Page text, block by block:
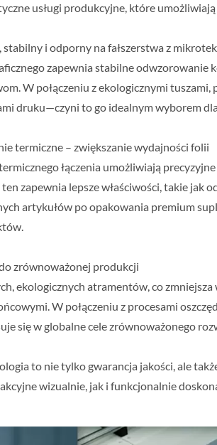
usługi produkcyjne, które
i odporny na fałszerstwa z
zapewnia stabilne
W połączeniu z ekologicznymi
druku—czyni to go idealnym wyborem
termiczne – zwiększanie wydajności folii
łączenia umożliwiają
zapewnia lepsze właściwości, takie jak
artykułów po opakowania premium
zrównoważonej produkcji
ekologicznych atramentów, co
W połączeniu z procesami
się w globalne cele zrównoważonego
to nie tylko gwarancja jakości, ale
wizualnie, jak i funkcjonalnie